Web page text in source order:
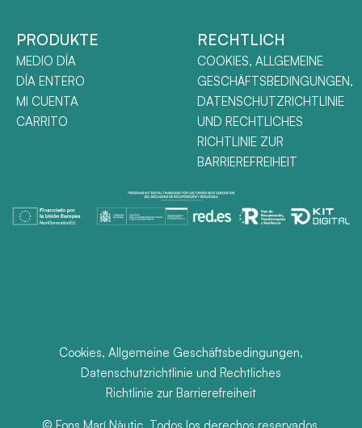
PRODUKTE
MEDIO DÍA
DÍA ENTERO
MI CUENTA
CARRITO
RECHTLICH
COOKIES, ALLGEMEINE
GESCHÄFTSBEDINGUNGEN,
DATENSCHUTZRICHTLINIE
UND RECHTLICHES
RICHTLINIE ZUR
BARRIEREFREIHEIT
Cookies, Allgemeine Geschäftsbedingungen,
Datenschutzrichtlinie und Rechtliches
Richtlinie zur Barrierefreiheit